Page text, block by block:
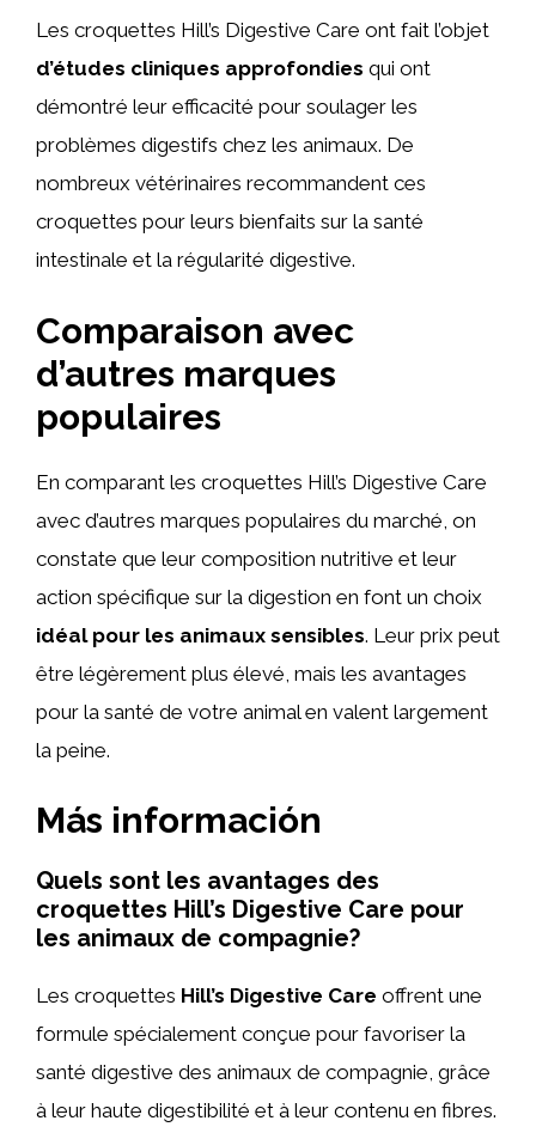
Les croquettes Hill’s Digestive Care ont fait l’objet
d’études cliniques approfondies qui ont
démontré leur efficacité pour soulager les
problèmes digestifs chez les animaux. De
nombreux vétérinaires recommandent ces
croquettes pour leurs bienfaits sur la santé
intestinale et la régularité digestive.
Comparaison avec
d’autres marques
populaires
En comparant les croquettes Hill’s Digestive Care
avec d’autres marques populaires du marché, on
constate que leur composition nutritive et leur
action spécifique sur la digestion en font un choix
idéal pour les animaux sensibles. Leur prix peut
être légèrement plus élevé, mais les avantages
pour la santé de votre animal en valent largement
la peine.
Más información
Quels sont les avantages des
croquettes Hill’s Digestive Care pour
les animaux de compagnie?
Les croquettes Hill’s Digestive Care offrent une
formule spécialement conçue pour favoriser la
santé digestive des animaux de compagnie, grâce
à leur haute digestibilité et à leur contenu en fibres.